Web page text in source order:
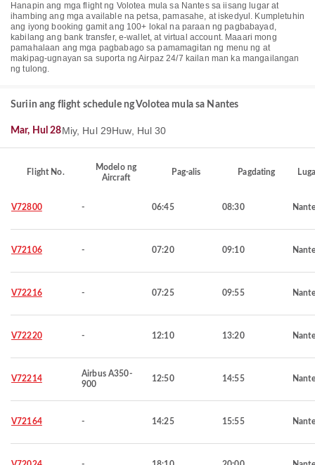
Hanapin ang mga flight ng Volotea mula sa Nantes sa iisang lugar at
ihambing ang mga available na petsa, pamasahe, at iskedyul. Kumpletuhin
ang iyong booking gamit ang 100+ lokal na paraan ng pagbabayad,
kabilang ang bank transfer, e-wallet, at virtual account. Maaari mong
pamahalaan ang mga pagbabago sa pamamagitan ng menu ng at
makipag-ugnayan sa suporta ng Airpaz 24/7 kailan man ka mangailangan
ng tulong.
Suriin ang flight schedule ng Volotea mula sa Nantes
Mar, Hul 28Miy, Hul 29Huw, Hul 30
Flight No.
Modelo ng
Aircraft
Pag-alis Pagdating
V72800 - 06:45 08:30
V72106 - 07:20 09:10
V72216 - 07:25 09:55
V72220 - 12:10 13:20
V72214
Airbus A350-
900
12:50 14:55
V72164 - 14:25 15:55